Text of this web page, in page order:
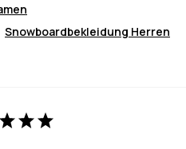
Snowboardbekleidung Herren